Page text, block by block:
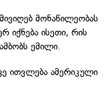
მონაწილეობას
იქნება ისეთი, რის
ემილი.
ითვლება ამერიკული